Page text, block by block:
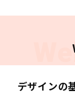
デザインの